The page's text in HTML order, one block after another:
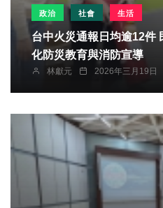
政治 社會 生活
台中火災通報日均逾12件 民進黨市議員陳雅惠籲強
化防災教育與消防宣導
林獻元 2026年三月19日